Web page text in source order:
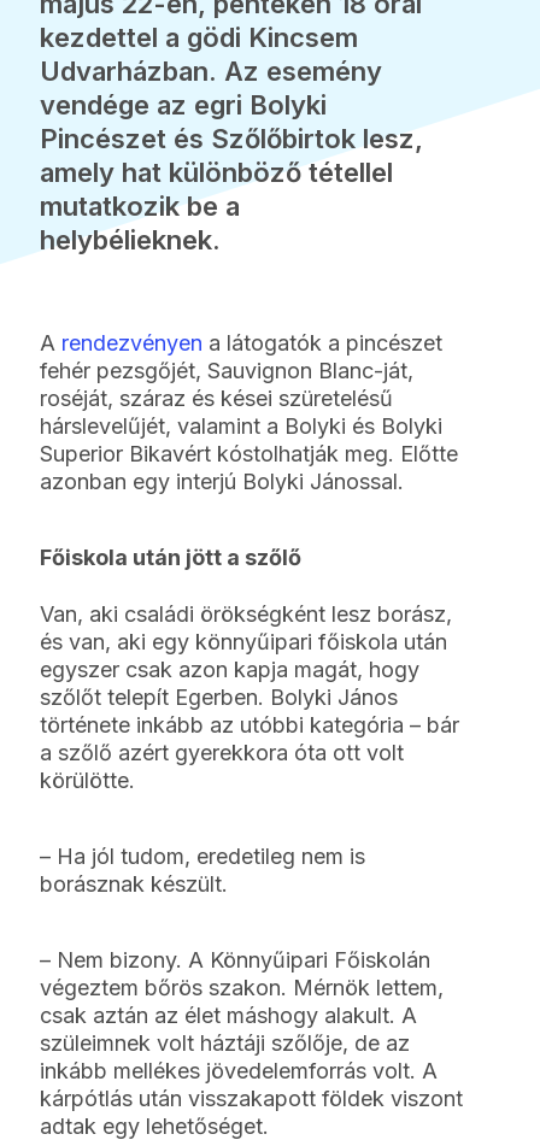
kezdettel a gödi Kincsem
Udvarházban. Az esemény
vendége az egri Bolyki
Pincészet és Szőlőbirtok lesz,
amely hat különböző tétellel
mutatkozik be a
helybélieknek.
A rendezvényen a látogatók a pincészet
fehér pezsgőjét, Sauvignon Blanc-ját,
roséját, száraz és kései szüretelésű
hárslevelűjét, valamint a Bolyki és Bolyki
Superior Bikavért kóstolhatják meg. Előtte
azonban egy interjú Bolyki Jánossal.
Főiskola után jött a szőlő
Van, aki családi örökségként lesz borász,
és van, aki egy könnyűipari főiskola után
egyszer csak azon kapja magát, hogy
szőlőt telepít Egerben. Bolyki János
története inkább az utóbbi kategória – bár
a szőlő azért gyerekkora óta ott volt
körülötte.
– Ha jól tudom, eredetileg nem is
borásznak készült.
– Nem bizony. A Könnyűipari Főiskolán
végeztem bőrös szakon. Mérnök lettem,
csak aztán az élet máshogy alakult. A
szüleimnek volt háztáji szőlője, de az
inkább mellékes jövedelemforrás volt. A
kárpótlás után visszakapott földek viszont
adtak egy lehetőséget.